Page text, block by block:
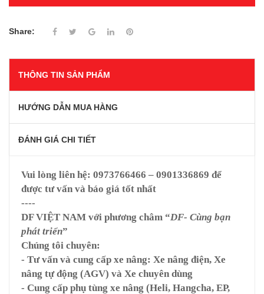
Share:
THÔNG TIN SẢN PHẨM
HƯỚNG DẪN MUA HÀNG
ĐÁNH GIÁ CHI TIẾT
Vui lòng liên hệ: 0973766466 – 0901336869 để
được tư vấn và báo giá tốt nhất
----
DF VIỆT NAM với phương châm “DF- Cùng bạn
phát triển”
Chúng tôi chuyên:
- Tư vấn và cung cấp xe nâng: Xe nâng điện, Xe
nâng tự động (AGV) và Xe chuyên dùng
- Cung cấp phụ tùng xe nâng (Heli, Hangcha, EP,